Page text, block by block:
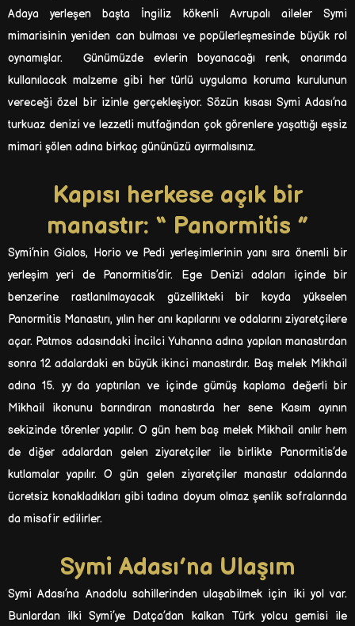
Adaya yerleşen başta İngiliz kökenli Avrupalı aileler Symi
mimarisinin yeniden can bulması ve popülerleşmesinde büyük rol
oynamışlar. Günümüzde evlerin boyanacağı renk, onarımda
kullanılacak malzeme gibi her türlü uygulama koruma kurulunun
vereceği özel bir izinle gerçekleşiyor. Sözün kısası Symi Adası’na
turkuaz denizi ve lezzetli mutfağından çok görenlere yaşattığı eşsiz
mimari şölen adına birkaç gününüzü ayırmalısınız.
Kapısı herkese açık bir
manastır: “ Panormitis ”
Symi’nin Gialos, Horio ve Pedi yerleşimlerinin yanı sıra önemli bir
yerleşim yeri de Panormitis’dir. Ege Denizi adaları içinde bir
benzerine rastlanılmayacak güzellikteki bir koyda yükselen
Panormitis Manastırı, yılın her anı kapılarını ve odalarını ziyaretçilere
açar. Patmos adasındaki İncilci Yuhanna adına yapılan manastırdan
sonra 12 adalardaki en büyük ikinci manastırdır. Baş melek Mikhail
adına 15. yy da yaptırılan ve içinde gümüş kaplama değerli bir
Mikhail ikonunu barındıran manastırda her sene Kasım ayının
sekizinde törenler yapılır. O gün hem baş melek Mikhail anılır hem
de diğer adalardan gelen ziyaretçiler ile birlikte Panormitis’de
kutlamalar yapılır. O gün gelen ziyaretçiler manastır odalarında
ücretsiz konakladıkları gibi tadına doyum olmaz şenlik sofralarında
da misafir edilirler.
Symi Adası’na Ulaşım
Symi Adası’na Anadolu sahillerinden ulaşabilmek için iki yol var.
Bunlardan ilki Symi’ye Datça’dan kalkan Türk yolcu gemisi ile